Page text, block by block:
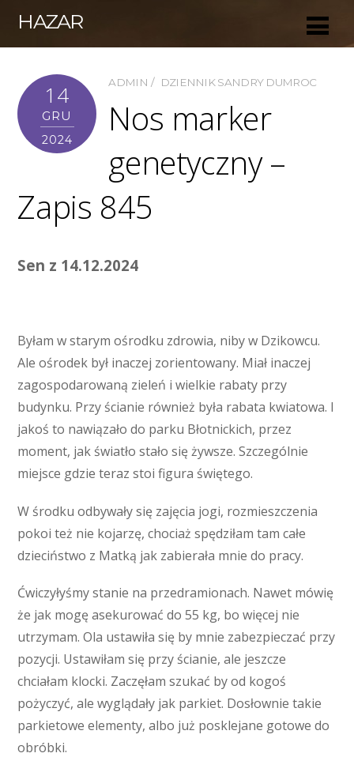
HAZAR
14
GRU
2024
ADMIN DZIENNIK SANDRY DUMROC
Nos marker
genetyczny –
Zapis 845
Sen z 14.12.2024
Byłam w starym ośrodku zdrowia, niby w Dzikowcu.
Ale ośrodek był inaczej zorientowany. Miał inaczej
zagospodarowaną zieleń i wielkie rabaty przy
budynku. Przy ścianie również była rabata kwiatowa. I
jakoś to nawiązało do parku Błotnickich, przez
moment, jak światło stało się żywsze. Szczególnie
miejsce gdzie teraz stoi figura świętego.
W środku odbywały się zajęcia jogi, rozmieszczenia
pokoi też nie kojarzę, chociaż spędziłam tam całe
dzieciństwo z Matką jak zabierała mnie do pracy.
Ćwiczyłyśmy stanie na przedramionach. Nawet mówię
że jak mogę asekurować do 55 kg, bo więcej nie
utrzymam. Ola ustawiła się by mnie zabezpieczać przy
pozycji. Ustawiłam się przy ścianie, ale jeszcze
chciałam klocki. Zaczęłam szukać by od kogoś
pożyczyć, ale wyglądały jak parkiet. Dosłownie takie
parkietowe elementy, albo już posklejane gotowe do
obróbki.